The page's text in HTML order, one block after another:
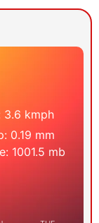
3.6 kmph
0.19 mm
1001.5 mb